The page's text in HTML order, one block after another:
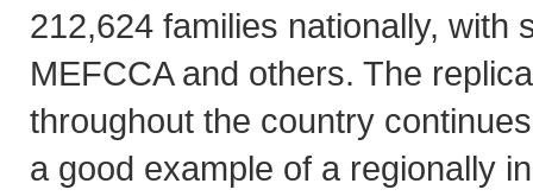
212,624 families nationally, with
MEFCCA and others. The
throughout the country
a good example of a regionally